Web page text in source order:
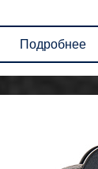
Подробнее